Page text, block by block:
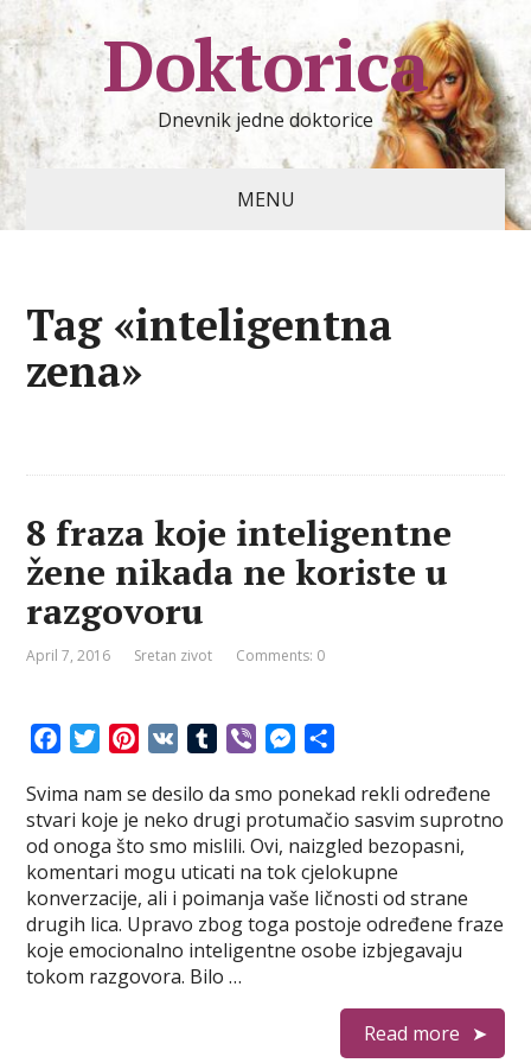
Doktorica
Dnevnik jedne doktorice
MENU
Tag «inteligentna
zena»
8 fraza koje inteligentne
žene nikada ne koriste u
razgovoru
April 7, 2016 Sretan zivot Comments: 0
c
e
b
o
o
k
T
i
t
t
e
r
n
t
e
r
e
s
t
m
b
l
r
b
e
r
M
s
s
e
n
g
e
a
r
e
Svima nam se desilo da smo ponekad rekli određene
stvari koje je neko drugi protumačio sasvim suprotno
od onoga što smo mislili. Ovi, naizgled bezopasni,
komentari mogu uticati na tok cjelokupne
konverzacije, ali i poimanja vaše ličnosti od strane
drugih lica. Upravo zbog toga postoje određene fraze
koje emocionalno inteligentne osobe izbjegavaju
tokom razgovora. Bilo …
Read more